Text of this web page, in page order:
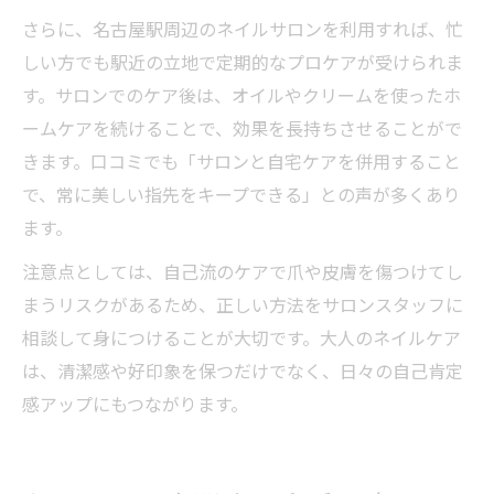
さらに、名古屋駅周辺のネイルサロンを利用すれば、忙
しい方でも駅近の立地で定期的なプロケアが受けられま
す。サロンでのケア後は、オイルやクリームを使ったホ
ームケアを続けることで、効果を長持ちさせることがで
きます。口コミでも「サロンと自宅ケアを併用すること
で、常に美しい指先をキープできる」との声が多くあり
ます。
注意点としては、自己流のケアで爪や皮膚を傷つけてし
まうリスクがあるため、正しい方法をサロンスタッフに
相談して身につけることが大切です。大人のネイルケア
は、清潔感や好印象を保つだけでなく、日々の自己肯定
感アップにもつながります。